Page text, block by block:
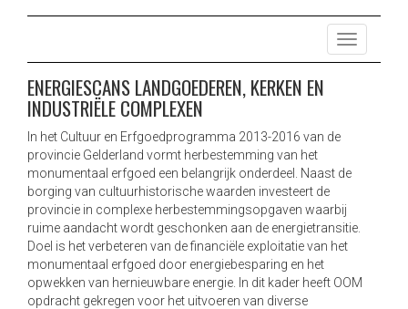
ONDERZOEK ENERGIE DUURZAAM MONUMENTEN
DUURZAAM MONUMENTEN
T
o
a
g
a
i
ENERGIESCANS LANDGOEDEREN, KERKEN EN
INDUSTRIËLE COMPLEXEN
In het Cultuur en Erfgoedprogramma 2013-2016 van de
provincie Gelderland vormt herbestemming van het
monumentaal erfgoed een belangrijk onderdeel. Naast de
borging van cultuurhistorische waarden investeert de
provincie in complexe herbestemmingsopgaven waarbij
ruime aandacht wordt geschonken aan de energietransitie.
Doel is het verbeteren van de financiële exploitatie van het
monumentaal erfgoed door energiebesparing en het
opwekken van hernieuwbare energie. In dit kader heeft OOM
opdracht gekregen voor het uitvoeren van diverse